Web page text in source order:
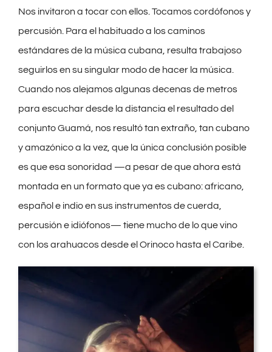
Nos invitaron a tocar con ellos. Tocamos cordófonos y
percusión. Para el habituado a los caminos
estándares de la música cubana, resulta trabajoso
seguirlos en su singular modo de hacer la música.
Cuando nos alejamos algunas decenas de metros
para escuchar desde la distancia el resultado del
conjunto Guamá, nos resultó tan extraño, tan cubano
y amazónico a la vez, que la única conclusión posible
es que esa sonoridad —a pesar de que ahora está
montada en un formato que ya es cubano: africano,
español e indio en sus instrumentos de cuerda,
percusión e idiófonos— tiene mucho de lo que vino
con los arahuacos desde el Orinoco hasta el Caribe.